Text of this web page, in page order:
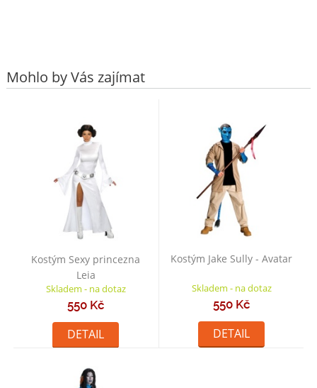
Mohlo by Vás zajímat
Kostým Sexy princezna
Leia
Skladem - na dotaz
550 Kč
DETAIL
Kostým Jake Sully - Avatar
Skladem - na dotaz
550 Kč
DETAIL